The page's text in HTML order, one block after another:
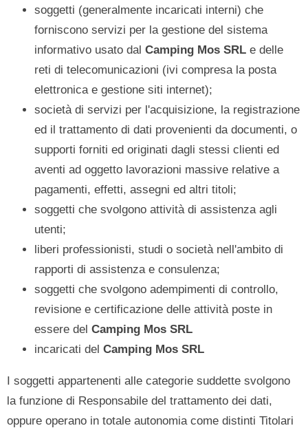
soggetti (generalmente incaricati interni) che
forniscono servizi per la gestione del sistema
informativo usato dal Camping Mos SRL e delle
reti di telecomunicazioni (ivi compresa la posta
elettronica e gestione siti internet);
società di servizi per l'acquisizione, la registrazione
ed il trattamento di dati provenienti da documenti, o
supporti forniti ed originati dagli stessi clienti ed
aventi ad oggetto lavorazioni massive relative a
pagamenti, effetti, assegni ed altri titoli;
soggetti che svolgono attività di assistenza agli
utenti;
liberi professionisti, studi o società nell'ambito di
rapporti di assistenza e consulenza;
soggetti che svolgono adempimenti di controllo,
revisione e certificazione delle attività poste in
essere del Camping Mos SRL
incaricati del Camping Mos SRL
I soggetti appartenenti alle categorie suddette svolgono
la funzione di Responsabile del trattamento dei dati,
oppure operano in totale autonomia come distinti Titolari